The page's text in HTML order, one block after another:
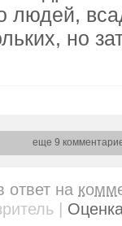
людей,
но
еще 9
ответ на
|